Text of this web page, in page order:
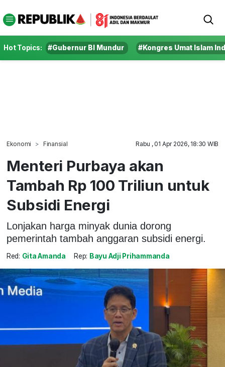
Hot Topics: #Gubernur BI Mundur #Kongres Umat Islam
Ekonomi Finansial Rabu , 01 Apr 2026, 18:30 WIB
Menteri Purbaya akan
Tambah Rp 100 Triliun untuk
Subsidi Energi
Lonjakan harga minyak dunia dorong
pemerintah tambah anggaran subsidi energi.
Red: Gita Amanda Rep: Bayu Adji Prihammanda